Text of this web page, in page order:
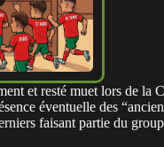
et resté muet lors de la
éventuelle des
faisant partie du